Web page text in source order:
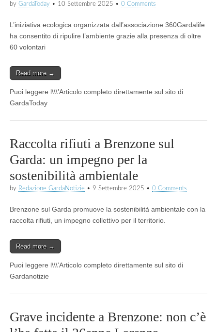
by GardaToday • 10 Settembre 2025 • 0 Comments
L’iniziativa ecologica organizzata dall’associazione 360Gardalife
ha consentito di ripulire l’ambiente grazie alla presenza di oltre
60 volontari
Read more →
Puoi leggere l\\\’Articolo completo direttamente sul sito di
GardaToday
Raccolta rifiuti a Brenzone sul
Garda: un impegno per la
sostenibilità ambientale
by Redazione GardaNotizie • 9 Settembre 2025 • 0 Comments
Brenzone sul Garda promuove la sostenibilità ambientale con la
raccolta rifiuti, un impegno collettivo per il territorio.
Read more →
Puoi leggere l\\\’Articolo completo direttamente sul sito di
Gardanotizie
Grave incidente a Brenzone: non c’è